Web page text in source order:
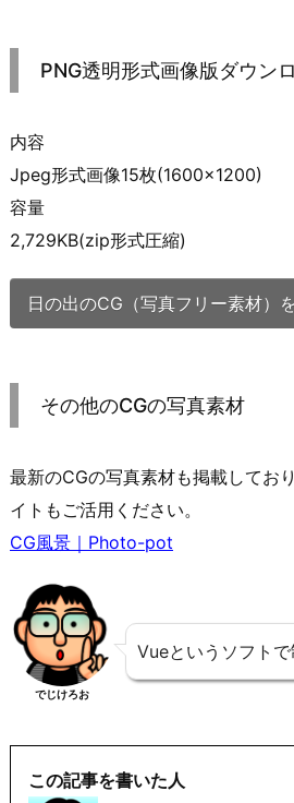
PNG透明形式画像版ダウン
内容
Jpeg形式画像15枚(1600×1200)
容量
2,729KB(zip形式圧縮)
日の出のCG（写真フリー素材）
その他のCGの写真素材
最新のCGの写真素材も掲載してお
イトもご活用ください。
CG風景｜Photo-pot
でじけろお
Vueというソフト
この記事を書いた人